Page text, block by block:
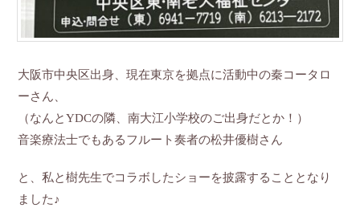
大阪市中央区出身、現在東京を拠点に活動中の秦コータロ
ーさん、
（なんとYDCの隣、南大江小学校のご出身だとか！）
音楽療法士でもあるフルート奏者の松井優樹さん
と、私と樹先生でコラボしたショーを披露することとなり
ました♪